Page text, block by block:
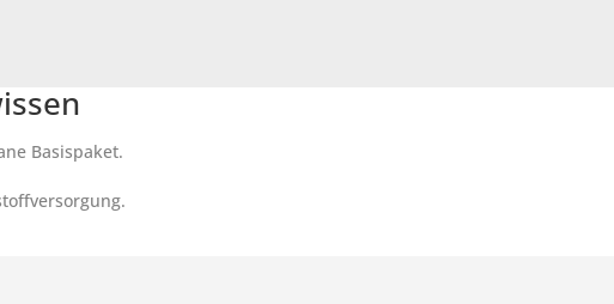
Basispaket.